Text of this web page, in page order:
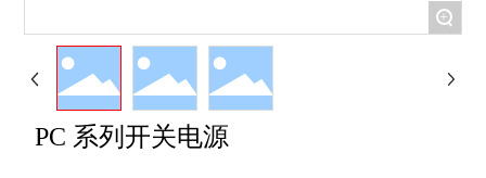
+
PC 系列开关电源